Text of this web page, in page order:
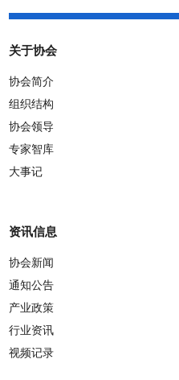
关于协会
协会简介
组织结构
协会领导
专家智库
大事记
资讯信息
协会新闻
通知公告
产业政策
行业资讯
视频记录